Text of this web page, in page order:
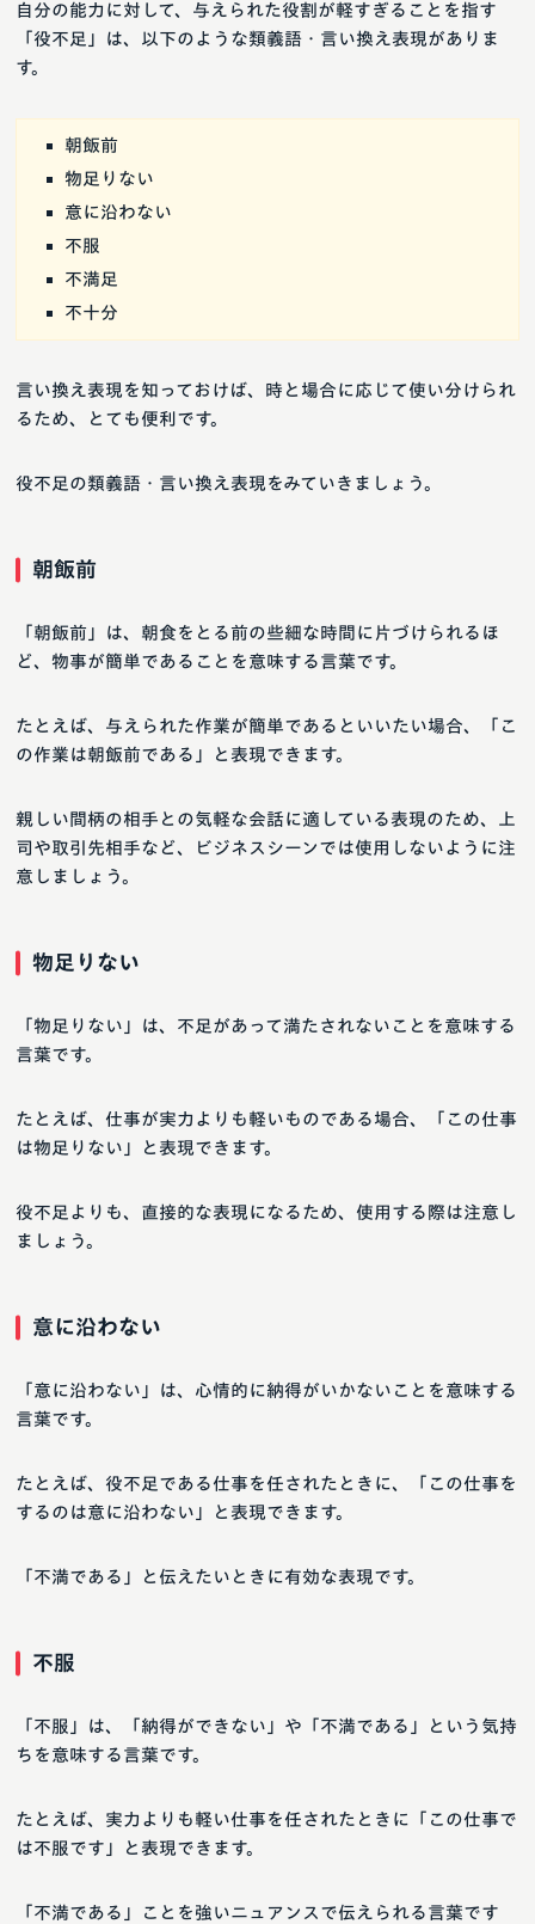
自分の能力に対して、与えられた役割が軽すぎることを指す
「役不足」は、以下のような類義語・言い換え表現がありま
す。
朝飯前
物足りない
意に沿わない
不服
不満足
不十分
言い換え表現を知っておけば、時と場合に応じて使い分けられ
るため、とても便利です。
役不足の類義語・言い換え表現をみていきましょう。
朝飯前
「朝飯前」は、朝食をとる前の些細な時間に片づけられるほ
ど、物事が簡単であることを意味する言葉です。
たとえば、与えられた作業が簡単であるといいたい場合、「こ
の作業は朝飯前である」と表現できます。
親しい間柄の相手との気軽な会話に適している表現のため、上
司や取引先相手など、ビジネスシーンでは使用しないように注
意しましょう。
物足りない
「物足りない」は、不足があって満たされないことを意味する
言葉です。
たとえば、仕事が実力よりも軽いものである場合、「この仕事
は物足りない」と表現できます。
役不足よりも、直接的な表現になるため、使用する際は注意し
ましょう。
意に沿わない
「意に沿わない」は、心情的に納得がいかないことを意味する
言葉です。
たとえば、役不足である仕事を任されたときに、「この仕事を
するのは意に沿わない」と表現できます。
「不満である」と伝えたいときに有効な表現です。
不服
「不服」は、「納得ができない」や「不満である」という気持
ちを意味する言葉です。
たとえば、実力よりも軽い仕事を任されたときに「この仕事で
は不服です」と表現できます。
「不満である」ことを強いニュアンスで伝えられる言葉です